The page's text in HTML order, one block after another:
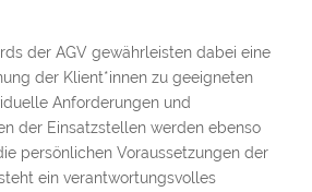
der AGV gewährleisten dabei eine
der Klient*innen zu geeigneten
Anforderungen und
der Einsatzstellen werden ebenso
persönlichen Voraussetzungen der
ein verantwortungsvolles